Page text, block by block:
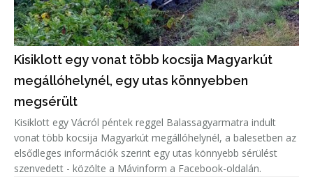
Kisiklott egy vonat több kocsija Magyarkút
megállóhelynél, egy utas könnyebben
megsérült
Kisiklott egy Vácról péntek reggel Balassagyarmatra indult
vonat több kocsija Magyarkút megállóhelynél, a balesetben az
elsődleges információk szerint egy utas könnyebb sérülést
szenvedett - közölte a Mávinform a Facebook-oldalán.